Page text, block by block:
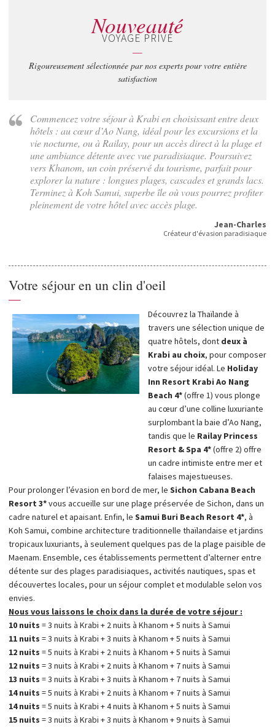
Nouveauté
VOYAGE PRIVÉ
—
Rigoureusement sélectionnée par nos experts pour votre entière
satisfaction
Commencez votre séjour à Krabi en choisissant entre deux
hôtels : au cœur d’Ao Nang, idéal pour les excursions et la
vie nocturne, ou à Railay, pour un accès direct à la plage et
une ambiance détente avec vue paradisiaque. Poursuivez
vers Khanom, un coin préservé du tourisme, parfait pour
explorer la nature : longues plages, cascades et grands lacs.
Terminez à Koh Samui, superbe île où vous pourrez profiter
pleinement de votre hôtel avec accès plage.
Jean-Charles
Créateur d'évasion paradisiaque
Votre séjour en un clin d'oeil
—
Découvrez la Thaïlande à
travers une sélection unique de
quatre hôtels, dont deux à
Krabi au choix, pour composer
votre séjour idéal. Le Holiday
Inn Resort Krabi Ao Nang
Beach 4*(offre 1) vous plonge
au cœur d’une colline luxuriante
surplombant la baie d’Ao Nang,
tandis que le Railay Princess
Resort & Spa 4*(offre 2) offre
un cadre intimiste entre mer et
falaises majestueuses.
Pour prolonger l’évasion en bord de mer, le Sichon Cabana Beach
Resort 3*vous accueille sur une plage préservée de Sichon, dans un
cadre naturel et apaisant. Enfin, le Samui Buri Beach Resort 4*, à
Koh Samui, combine architecture traditionnelle thaïlandaise et jardins
tropicaux luxuriants, à seulement quelques pas de la plage paisible de
Maenam. Ensemble, ces établissements permettent d’alterner entre
détente sur des plages paradisiaques, activités nautiques, spas et
découvertes locales, pour un séjour complet et modulable selon vos
envies.
Nous vous laissons le choix dans la durée de votre séjour :
10 nuits = 3 nuits à Krabi + 2 nuits à Khanom + 5 nuits à Samui
11 nuits = 3 nuits à Krabi + 3 nuits à Khanom + 5 nuits à Samui
12 nuits = 5 nuits à Krabi + 2 nuits à Khanom + 5 nuits à Samui
12 nuits = 3 nuits à Krabi + 2 nuits à Khanom + 7 nuits à Samui
13 nuits = 3 nuits à Krabi + 3 nuits à Khanom + 7 nuits à Samui
14 nuits = 5 nuits à Krabi + 2 nuits à Khanom + 7 nuits à Samui
14 nuits = 5 nuits à Krabi + 4 nuits à Khanom + 5 nuits à Samui
15 nuits = 3 nuits à Krabi + 3 nuits à Khanom + 9 nuits à Samui